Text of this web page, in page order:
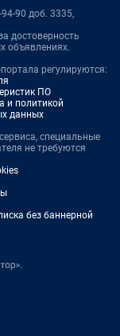
90 доб. 3335,
достоверность
объявлениях.
регулируются:
ПО
и политикой
данных
специальные
не требуются
без баннерной